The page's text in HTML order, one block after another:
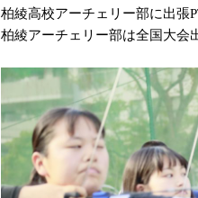
柏綾高校アーチェリー部に出張
柏綾アーチェリー部は全国大会